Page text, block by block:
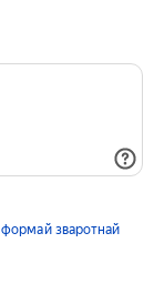
формай зваротнай